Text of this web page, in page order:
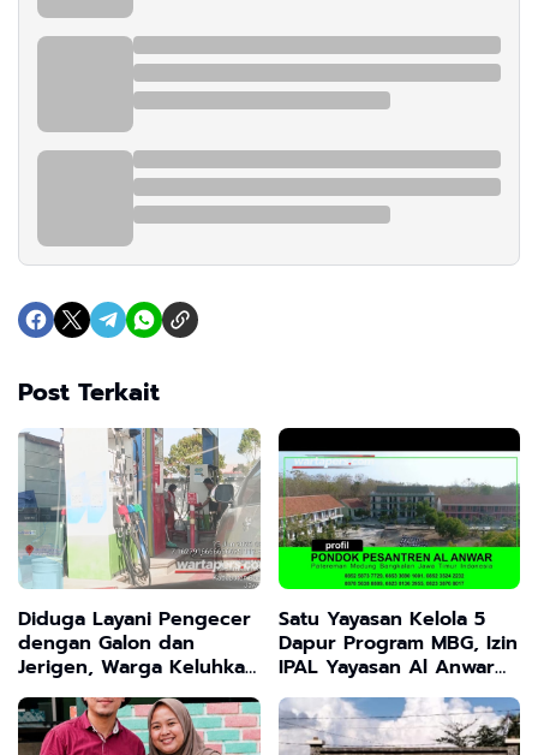
Post Terkait
Diduga Layani Pengecer
dengan Galon dan
Jerigen, Warga Keluhkan
BBM di SPBU
Pesanggrahan Kwanyar
Sering Kosong
Satu Yayasan Kelola 5
Dapur Program MBG, Izin
IPAL Yayasan Al Anwar
Dipertanyakan